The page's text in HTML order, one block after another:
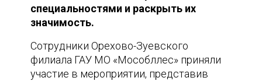
специальностями и раскрыть их
значимость.
Сотрудники Орехово-Зуевского
филиала ГАУ МО «Мособллес» приняли
участие в мероприятии, представив